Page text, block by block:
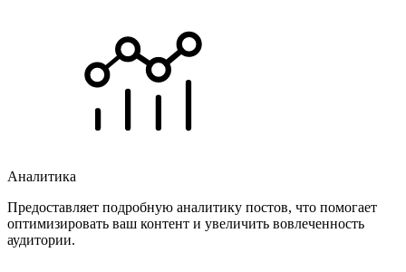
Аналитика
Предоставляет подробную аналитику постов, что помогает
оптимизировать ваш контент и увеличить вовлеченность
аудитории.